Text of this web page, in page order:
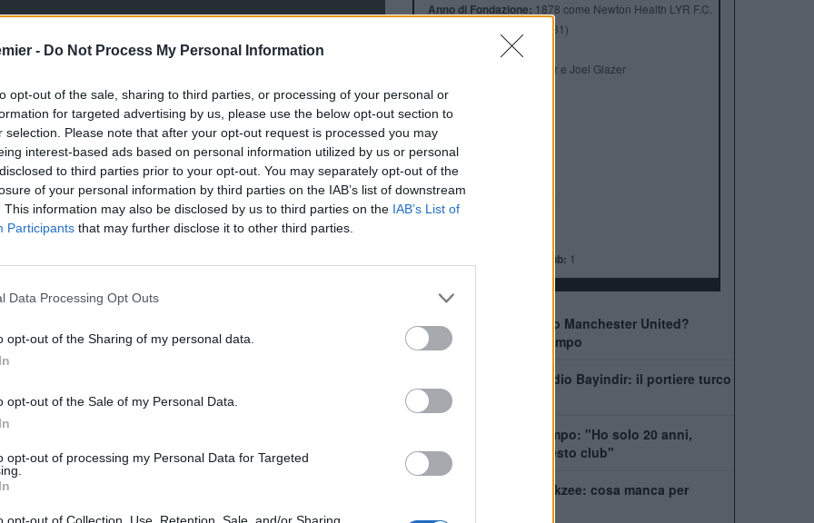
- Do Not Process My Personal Information
opt-out of the sale, sharing to third parties, or processing of your personal or
for targeted advertising by us, please use the below opt-out section to
selection. Please note that after your opt-out request is processed you may
interest-based ads based on personal information utilized by us or personal
to third parties prior to your opt-out. You may separately opt-out of the
of your personal information by third parties on the IAB’s list of downstream
This information may also be disclosed by us to third parties on the IAB’s List of
Participants that may further disclose it to other third parties.
Data Processing Opt Outs
opt-out of the Sharing of my personal data.
opt-out of the Sale of my Personal Data.
opt-out of processing my Personal Data for Targeted
opt-out of Collection, Use, Retention, Sale, and/or Sharing
Anno di Fondazione: 1878 come Newton Health LYR F.C.
Old Trafford (75.731)
Manchester
Avram Glazer e Joel Glazer
Manager:
ALBO D'ORO
Premier League:
FA Cup:
League Cup:
FA Community Shield:
Champions League:
Coppa del Mondo per Club: 1
Come giocherà il nuovo Manchester United?
Rivoluzione a centrocampo
Manchester United, addio Bayindir: il portiere turco
vola in Liga
United, Yoro chiede tempo: "Ho solo 20 anni,
posso dare tanto a questo club"
La Juventus ha il si Zirkzee: cosa manca per